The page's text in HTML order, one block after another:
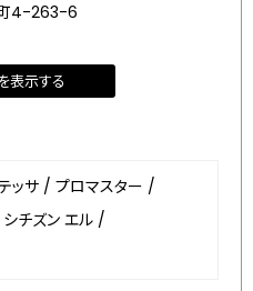
町4-263-6
表示する
ッサ / プロマスター /
シチズン エル /